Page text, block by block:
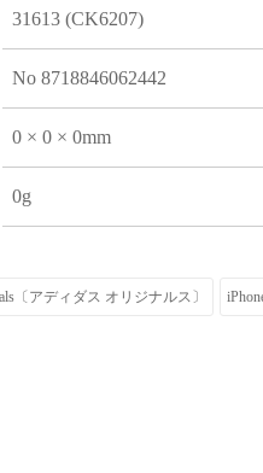
31613 (CK6207)
No 8718846062442
0 × 0 × 0mm
0g
〔アディダス オリジナルス〕